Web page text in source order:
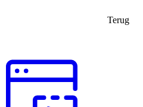
Terug